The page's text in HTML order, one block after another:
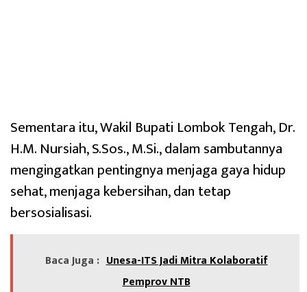
Sementara itu, Wakil Bupati Lombok Tengah, Dr.
H.M. Nursiah, S.Sos., M.Si., dalam sambutannya
mengingatkan pentingnya menjaga gaya hidup
sehat, menjaga kebersihan, dan tetap
bersosialisasi.
Baca Juga : Unesa-ITS Jadi Mitra Kolaboratif
Pemprov NTB